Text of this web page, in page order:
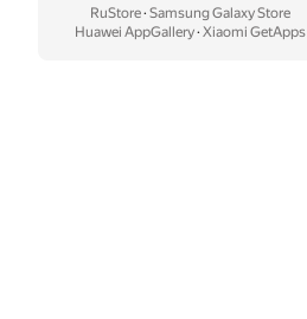
RuStore· Samsung Galaxy Store
Huawei AppGallery· Xiaomi GetApps